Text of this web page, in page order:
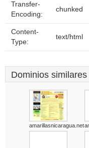
Transfer-
Encoding:
chunked
Content-
Type:
text/html
Dominios similares
amarillasnicaragua.net